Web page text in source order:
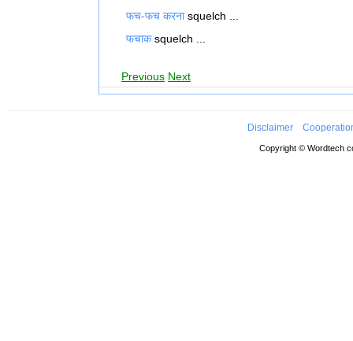
फच-फच करनाsquelch ...
फचाकsquelch ...
Previous Next
Disclaimer
Copyright © Wordtech